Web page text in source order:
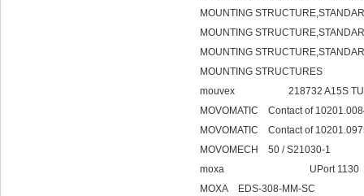
MOUNTING
MOUNTING
MOUNTING
MOUNTING STRUCTURES
mouvex 218732 A15S TUYAU
MOVOMATIC Contact of
MOVOMATIC Contact of
MOVOMECH 50 / S21030-1
moxa UPort 1130
MOXA EDS-308-MM-SC